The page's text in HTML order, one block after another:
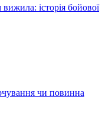
історія бойової
чи повинна